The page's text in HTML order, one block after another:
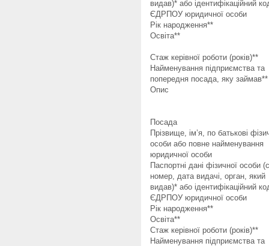
видав)* або ідентифікаційний
ЄДРПОУ юридичної особи
Рік народження**
Освіта**
Стаж керівної роботи (років)**
Найменування підприємства та
попередня посада, яку займав**
Опис
Посада
Прізвище, ім’я, по батькові
особи або повне найменування
юридичної особи
Паспортні дані фізичної особи
номер, дата видачі, орган, який
видав)* або ідентифікаційний
ЄДРПОУ юридичної особи
Рік народження**
Освіта**
Стаж керівної роботи (років)**
Найменування підприємства та